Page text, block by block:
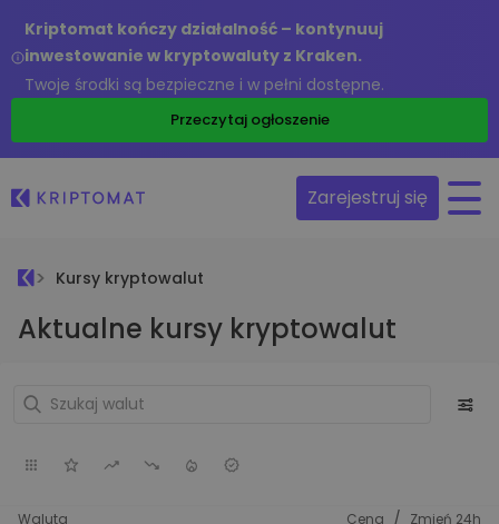
Kriptomat kończy działalność – kontynuuj
inwestowanie w kryptowaluty z Kraken.
Twoje środki są bezpieczne i w pełni dostępne.
Przeczytaj ogłoszenie
Zarejestruj się
Kursy kryptowalut
Aktualne kursy kryptowalut
Waluta Cena / Zmień 24h